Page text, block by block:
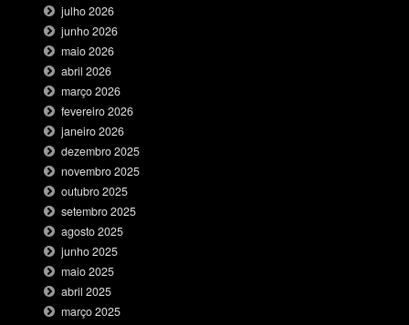
julho 2026
junho 2026
maio 2026
abril 2026
março 2026
fevereiro 2026
janeiro 2026
dezembro 2025
novembro 2025
outubro 2025
setembro 2025
agosto 2025
junho 2025
maio 2025
abril 2025
março 2025